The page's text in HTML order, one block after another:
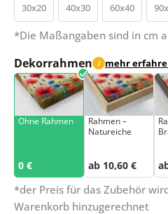
30x20 40x30 60x40
*Die Maßangaben sind in cm
Dekorrahmen i mehr
Ohne Rahmen
0 €
Rahmen –
Natureiche
ab 10,60 €
*der Preis für das Zubehör
Warenkorb hinzugerechnet